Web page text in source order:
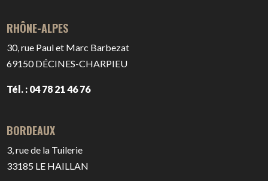
RHÔNE-ALPES
30, rue Paul et Marc Barbezat
69150DÉCINES-CHARPIEU
Tél. : 04 78 21 46 76
BORDEAUX
3, rue de la Tuilerie
33185 LE HAILLAN